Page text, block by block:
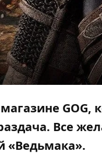
GOG,
Все
«Ведьмака».